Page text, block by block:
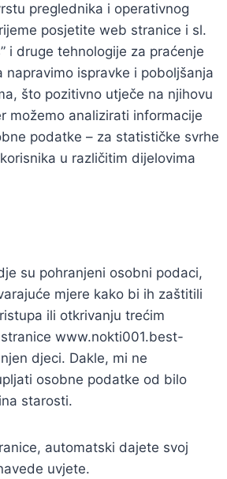
preglednika i operativnog
posjetite web stranice i sl.
i druge tehnologije za praćenje
napravimo ispravke i poboljšanja
što pozitivno utječe na njihovu
možemo analizirati informacije
podatke – za statističke svrhe
u različitim dijelovima
su pohranjeni osobni podaci,
mjere kako bi ih zaštitili
ili otkrivanju trećim
www.nokti001.best-
djeci. Dakle, mi ne
osobne podatke od bilo
starosti.
automatski dajete svoj
uvjete.